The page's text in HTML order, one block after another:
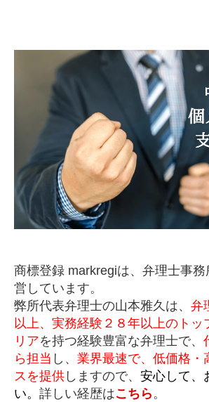
商標登録 markregiは、弁理士事
営しています。
弊所代表弁理士の山本雅久は、 弁
以上、実務経験２８年以上のトッ
リアを持つ経験豊富な弁理士で、
ら担当 し、 業界最速で、低価格・
スを提供 しますので、 安心して、
い。 詳しい経歴はこちら。